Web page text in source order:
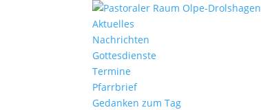
Aktu­elles
Nach­richten
Gottes­dienste
Termine
Pfarr­brief
Gedanken zum Tag